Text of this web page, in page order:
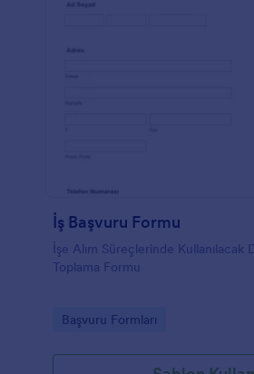
İş Başvuru Formu
İşe Alım Süreçlerinde Kullanılacak
Toplama Formu
Go to Category:
Başvuru Formları